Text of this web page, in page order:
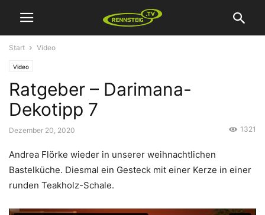
Start Video
Video
Ratgeber – Darimana-
Dekotipp 7
Dezember 20, 2020 1321
Andrea Flörke wieder in unserer weihnachtlichen
Bastelküche. Diesmal ein Gesteck mit einer Kerze in einer
runden Teakholz-Schale.